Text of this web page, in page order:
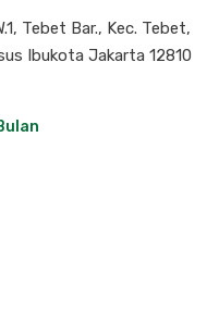
Tebet Bar., Kec. Tebet,
Ibukota Jakarta 12810